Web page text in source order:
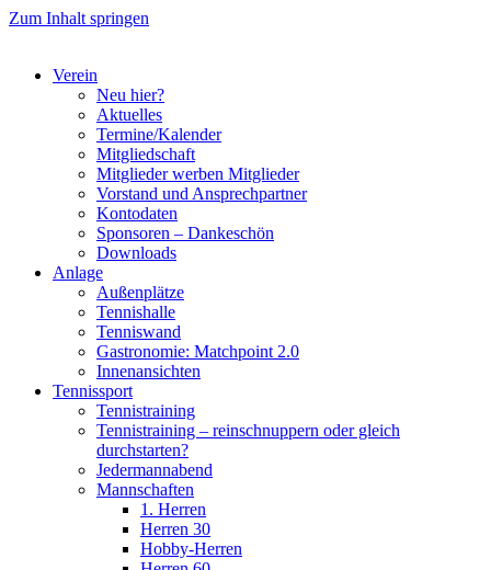
Zum Inhalt springen
Verein
Neu hier?
Aktuelles
Termine/Kalender
Mitgliedschaft
Mitglieder werben Mitglieder
Vorstand und Ansprechpartner
Kontodaten
Sponsoren – Dankeschön
Downloads
Anlage
Außenplätze
Tennishalle
Tenniswand
Gastronomie: Matchpoint 2.0
Innenansichten
Tennissport
Tennistraining
Tennistraining – reinschnuppern oder gleich
durchstarten?
Jedermannabend
Mannschaften
1. Herren
Herren 30
Hobby-Herren